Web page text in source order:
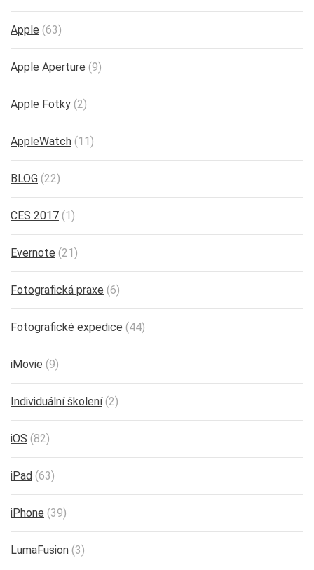
Apple (63)
Apple Aperture (9)
Apple Fotky (2)
AppleWatch (11)
BLOG (22)
CES 2017 (1)
Evernote (21)
Fotografická praxe (6)
Fotografické expedice (44)
iMovie (9)
Individuální školení(2)
iOS (82)
iPad (63)
iPhone (39)
LumaFusion (3)